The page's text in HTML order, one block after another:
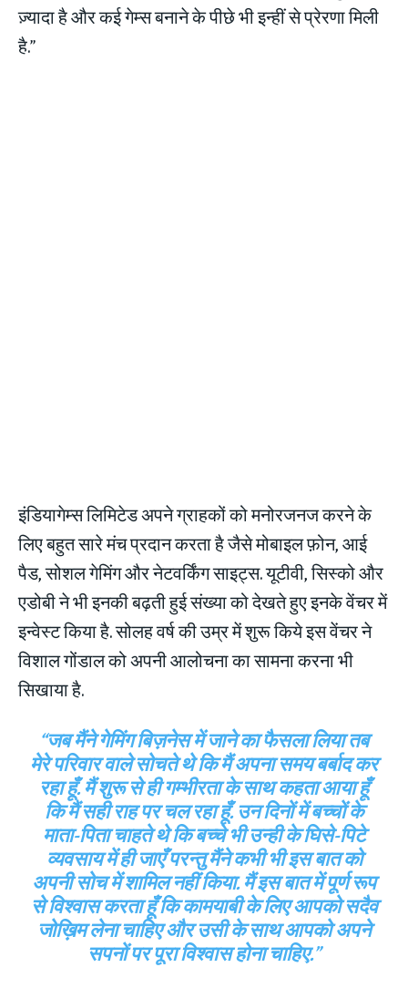
ज़्यादा है और कई गेम्स बनाने के पीछे भी इन्हीं से प्रेरणा मिली
है.”
इंडियागेम्स लिमिटेड अपने ग्राहकों को मनोरजनज करने के
लिए बहुत सारे मंच प्रदान करता है जैसे मोबाइल फ़ोन, आई
पैड, सोशल गेमिंग और नेटवर्किंग साइट्स. यूटीवी, सिस्को और
एडोबी ने भी इनकी बढ़ती हुई संख्या को देखते हुए इनके वेंचर में
इन्वेस्ट किया है. सोलह वर्ष की उम्र में शुरू किये इस वेंचर ने
विशाल गोंडाल को अपनी आलोचना का सामना करना भी
सिखाया है.
“जब मैंने गेमिंग बिज़नेस में जाने का फैसला लिया तब
मेरे परिवार वाले सोचते थे कि मैं अपना समय बर्बाद कर
रहा हूँ. मैं शुरू से ही गम्भीरता के साथ कहता आया हूँ
कि मैं सही राह पर चल रहा हूँ. उन दिनों में बच्चों के
माता-पिता चाहते थे कि बच्चे भी उन्ही के घिसे-पिटे
व्यवसाय में ही जाएँ परन्तु मैंने कभी भी इस बात को
अपनी सोच में शामिल नहीं किया. मैं इस बात में पूर्ण रूप
से विश्वास करता हूँ कि कामयाबी के लिए आपको सदैव
जोख़िम लेना चाहिए और उसी के साथ आपको अपने
सपनों पर पूरा विश्वास होना चाहिए.”